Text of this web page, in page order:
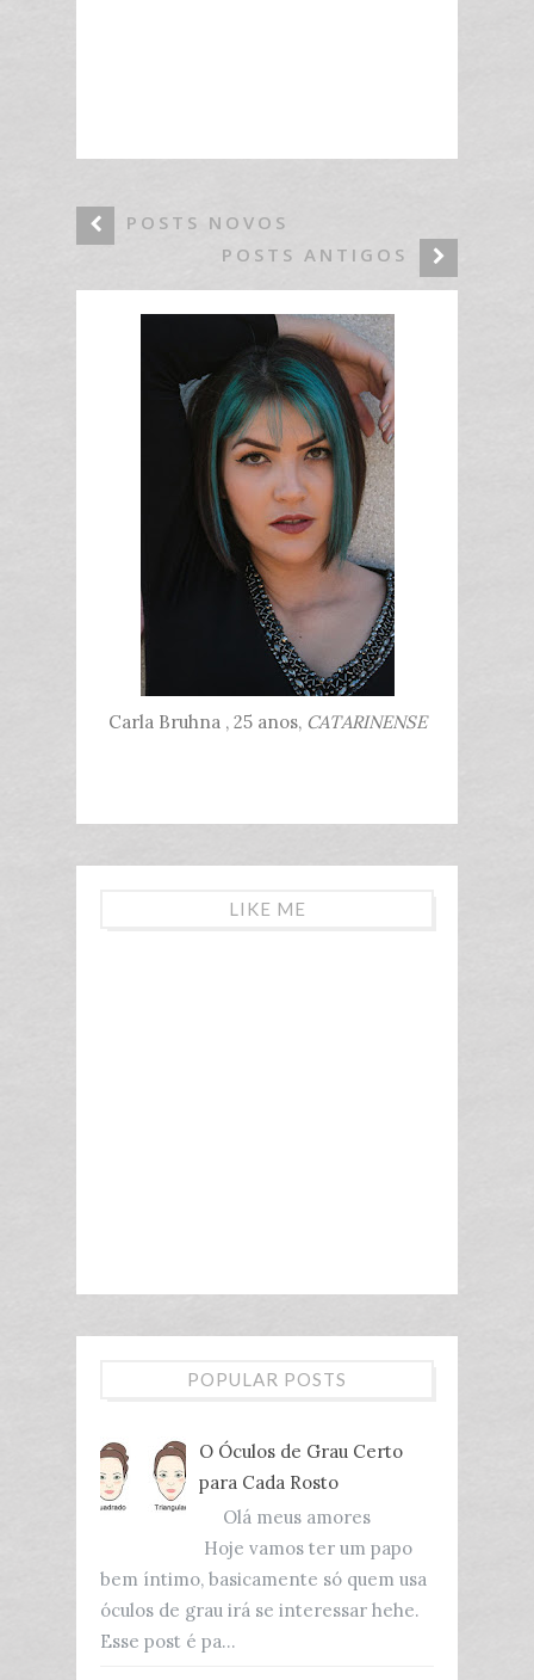
POSTS NOVOS
POSTS ANTIGOS
Carla Bruhna , 25 anos,CATARINENSE
LIKE ME
POPULAR POSTS
O Óculos de Grau Certo
para Cada Rosto
Olá meus amores
Hoje vamos ter um papo
bem íntimo, basicamente só quem usa
óculos de grau irá se interessar hehe.
Esse post é pa...